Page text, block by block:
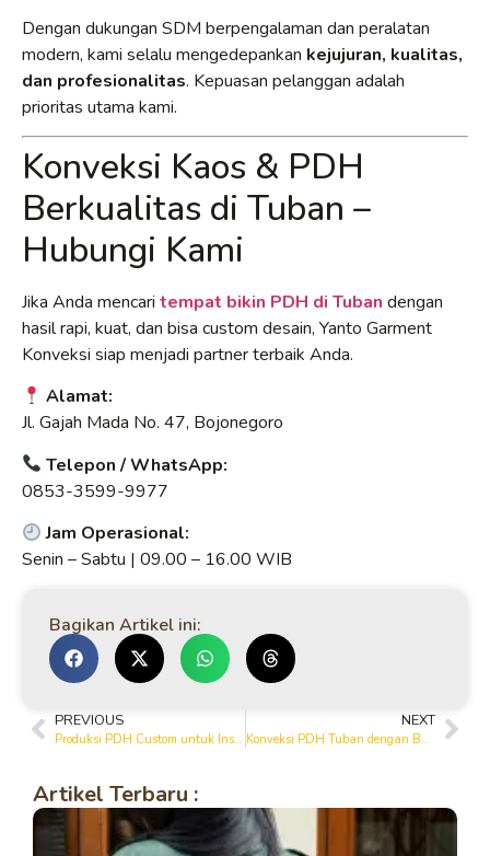
Dengan dukungan SDM berpengalaman dan peralatan
modern, kami selalu mengedepankan kejujuran, kualitas,
dan profesionalitas. Kepuasan pelanggan adalah
prioritas utama kami.
Konveksi Kaos & PDH
Berkualitas di Tuban –
Hubungi Kami
Jika Anda mencari tempat bikin PDH di Tuban dengan
hasil rapi, kuat, dan bisa custom desain, Yanto Garment
Konveksi siap menjadi partner terbaik Anda.
Alamat:
Jl. Gajah Mada No. 47, Bojonegoro
Telepon / WhatsApp:
0853-3599-9977
Jam Operasional:
Senin – Sabtu | 09.00 – 16.00 WIB
Bagikan Artikel ini:
PREVIOUS
Produksi PDH Custom untuk Instansi, Perusahaan, dan Komunitas
NEXT
Konveksi PDH Tuban dengan Bahan Premium dan Jahitan Rapi
Artikel Terbaru :